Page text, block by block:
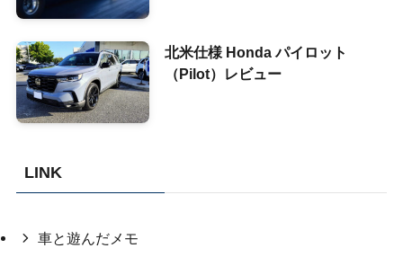
北米仕様 Honda パイロット
（Pilot）レビュー
LINK
車と遊んだメモ